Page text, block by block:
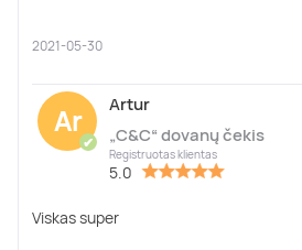
2021-05-30
Ar
✔
Artur
„C&C“ dovanų čekis
Registruotas klientas
5.0
Viskas super